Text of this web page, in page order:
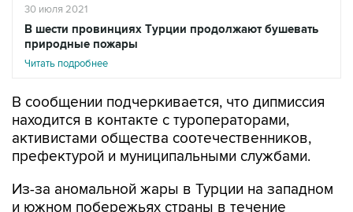
30 июля 2021
В шести провинциях Турции продолжают бушевать
природные пожары
Читать подробнее
В сообщении подчеркивается, что дипмиссия
находится в контакте с туроператорами,
активистами общества соотечественников,
префектурой и муниципальными службами.
Из-за аномальной жары в Турции на западном
и южном побережьях страны в течение